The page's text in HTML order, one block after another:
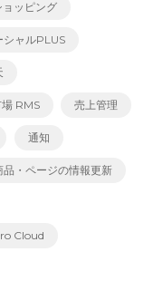
ッピング
シャルPLUS
RMS 売上管理
通知
品・ページの情報更新
Cloud